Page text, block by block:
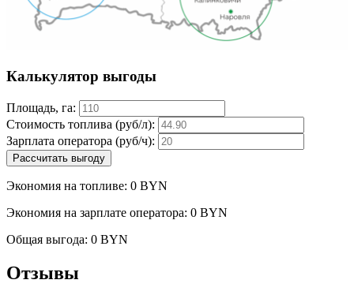
Калькулятор выгоды
Площадь, га:
Стоимость топлива (руб/л):
Зарплата оператора (руб/ч):
Рассчитать выгоду
Экономия на топливе: 0 BYN
Экономия на зарплате оператора: 0 BYN
Общая выгода: 0 BYN
Отзывы